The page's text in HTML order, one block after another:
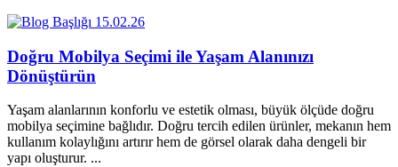
15.02.26
Doğru Mobilya Seçimi ile Yaşam Alanınızı
Dönüştürün
Yaşam alanlarının konforlu ve estetik olması, büyük ölçüde doğru
mobilya seçimine bağlıdır. Doğru tercih edilen ürünler, mekanın hem
kullanım kolaylığını artırır hem de görsel olarak daha dengeli bir
yapı oluşturur. ...